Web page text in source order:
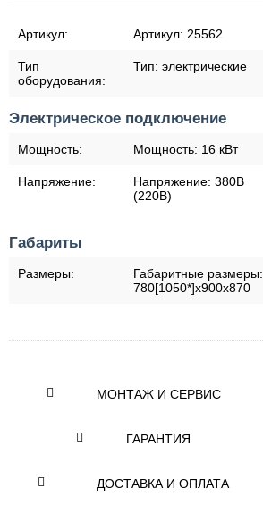
Артикул: Артикул: 25562
Тип
оборудования:
Тип: электрические
Электрическое подключение
Мощность: Мощность: 16 кВт
Напряжение: Напряжение: 380В
(220В)
Габариты
Размеры:
Габаритные размеры:
780[1050*]х900х870
МОНТАЖ И СЕРВИС
ГАРАНТИЯ
ДОСТАВКА И ОПЛАТА